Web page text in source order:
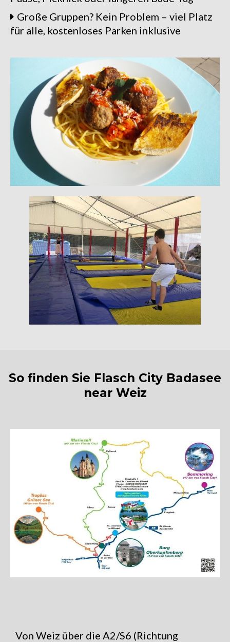
Große Gruppen? Kein Problem – viel Platz
für alle, kostenloses Parken inklusive
So finden Sie Flasch City Badasee
near Weiz
Von Weiz über die A2/S6 (Richtung